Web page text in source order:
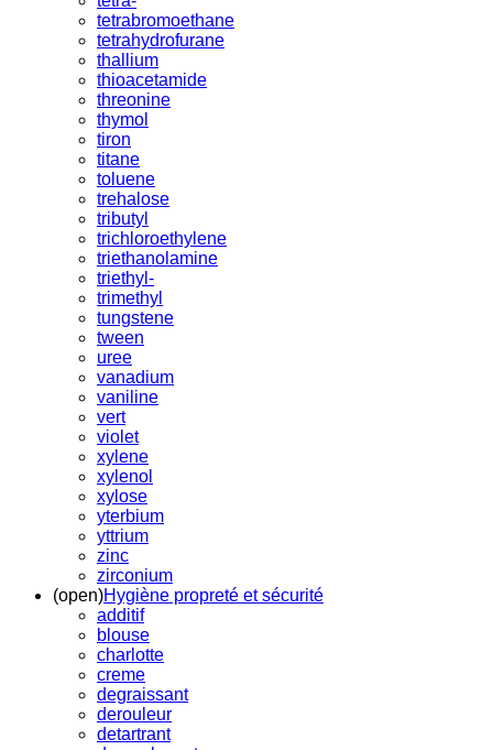
tetrabromoethane
tetrahydrofurane
thallium
thioacetamide
threonine
thymol
tiron
titane
toluene
trehalose
tributyl
trichloroethylene
triethanolamine
triethyl-
trimethyl
tungstene
tween
uree
vanadium
vaniline
vert
violet
xylene
xylenol
xylose
yterbium
yttrium
zinc
zirconium
(open)Hygiène propreté et sécurité
additif
blouse
charlotte
creme
degraissant
derouleur
detartrant